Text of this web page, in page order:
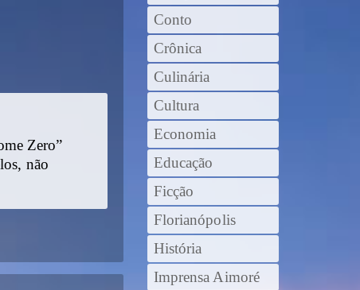
Zero”
não
Conto
Crônica
Culinária
Cultura
Economia
Educação
Ficção
Florianópolis
História
Imprensa Aimoré